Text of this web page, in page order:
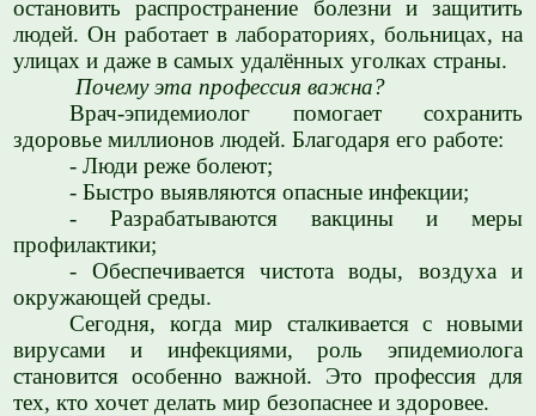
остановить распространение болезни и защитить
людей. Он работает в лабораториях, больницах, на
улицах и даже в самых удалённых уголках страны.
Почему эта профессия важна?
Врач-эпидемиолог помогает сохранить
здоровье миллионов людей. Благодаря его работе:
- Люди реже болеют;
- Быстро выявляются опасные инфекции;
- Разрабатываются вакцины и меры
профилактики;
- Обеспечивается чистота воды, воздуха и
окружающей среды.
Сегодня, когда мир сталкивается с новыми
вирусами и инфекциями, роль эпидемиолога
становится особенно важной. Это профессия для
тех, кто хочет делать мир безопаснее и здоровее.